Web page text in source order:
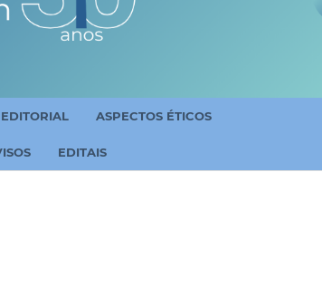
ASPECTOS ÉTICOS
EDITAIS